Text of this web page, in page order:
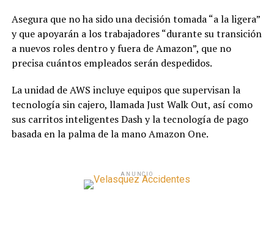
Asegura que no ha sido una decisión tomada “a la ligera”
y que apoyarán a los trabajadores “durante su transición
a nuevos roles dentro y fuera de Amazon”, que no
precisa cuántos empleados serán despedidos.
La unidad de AWS incluye equipos que supervisan la
tecnología sin cajero, llamada Just Walk Out, así como
sus carritos inteligentes Dash y la tecnología de pago
basada en la palma de la mano Amazon One.
ANUNCIO